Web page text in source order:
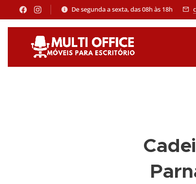
De segunda a sexta, das 08h às 18h